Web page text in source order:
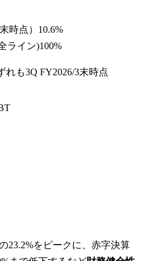
時点） 10.6%
ライン)100%
れも3Q FY2026/3末時点
23.2%をピークに、赤字決算